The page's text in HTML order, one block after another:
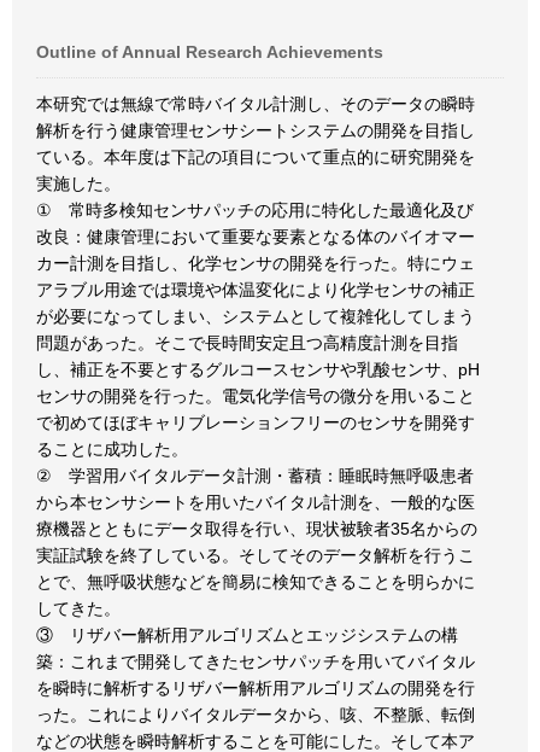
Outline of Annual Research Achievements
本研究では無線で常時バイタル計測し、そのデータの瞬時
解析を行う健康管理センサシートシステムの開発を目指し
ている。本年度は下記の項目について重点的に研究開発を
実施した。
① 常時多検知センサパッチの応用に特化した最適化及び
改良：健康管理において重要な要素となる体のバイオマー
カー計測を目指し、化学センサの開発を行った。特にウェ
アラブル用途では環境や体温変化により化学センサの補正
が必要になってしまい、システムとして複雑化してしまう
問題があった。そこで長時間安定且つ高精度計測を目指
し、補正を不要とするグルコースセンサや乳酸センサ、pH
センサの開発を行った。電気化学信号の微分を用いること
で初めてほぼキャリブレーションフリーのセンサを開発す
ることに成功した。
② 学習用バイタルデータ計測・蓄積：睡眠時無呼吸患者
から本センサシートを用いたバイタル計測を、一般的な医
療機器とともにデータ取得を行い、現状被験者35名からの
実証試験を終了している。そしてそのデータ解析を行うこ
とで、無呼吸状態などを簡易に検知できることを明らかに
してきた。
③ リザバー解析用アルゴリズムとエッジシステムの構
築：これまで開発してきたセンサパッチを用いてバイタル
を瞬時に解析するリザバー解析用アルゴリズムの開発を行
った。これによりバイタルデータから、咳、不整脈、転倒
などの状態を瞬時解析することを可能にした。そして本ア